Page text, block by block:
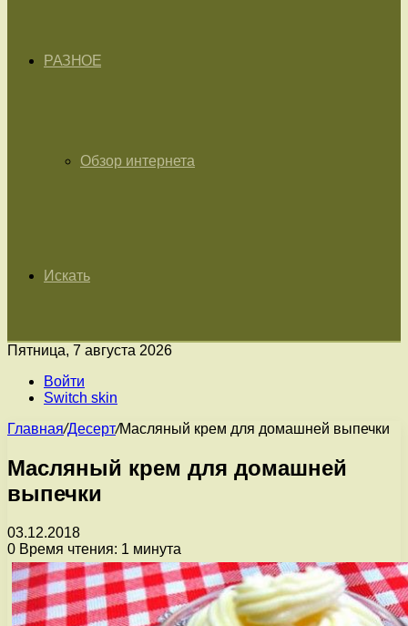
РАЗНОЕ
Обзор интернета
Искать
Пятница, 7 августа 2026
Войти
Switch skin
Главная/Десерт/Масляный крем для домашней выпечки
Масляный крем для домашней
выпечки
03.12.2018
0 Время чтения: 1 минута